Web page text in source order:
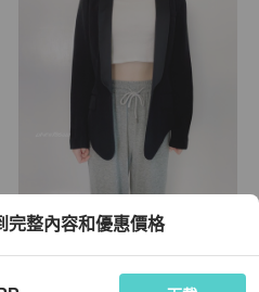
Alexander Wang
完整內容和優惠價格